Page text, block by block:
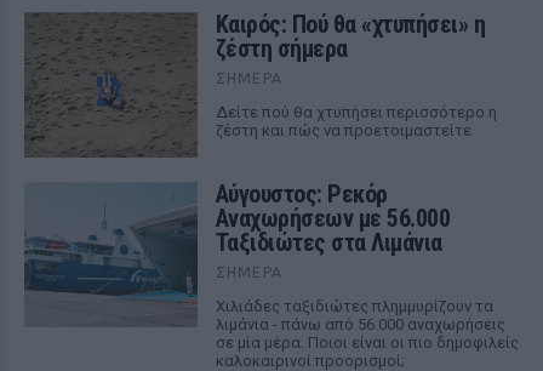
Καιρός: Πού θα «χτυπήσει» η
ζέστη σήμερα
ΣΉΜΕΡΑ
Δείτε πού θα χτυπήσει περισσότερο η
ζέστη και πώς να προετοιμαστείτε
Αύγουστος: Ρεκόρ
Αναχωρήσεων με 56.000
Ταξιδιώτες στα Λιμάνια
ΣΉΜΕΡΑ
Χιλιάδες ταξιδιώτες πλημμυρίζουν τα
λιμάνια - πάνω από 56.000 αναχωρήσεις
σε μία μέρα. Ποιοι είναι οι πιο δημοφιλείς
καλοκαιρινοί προορισμοί;